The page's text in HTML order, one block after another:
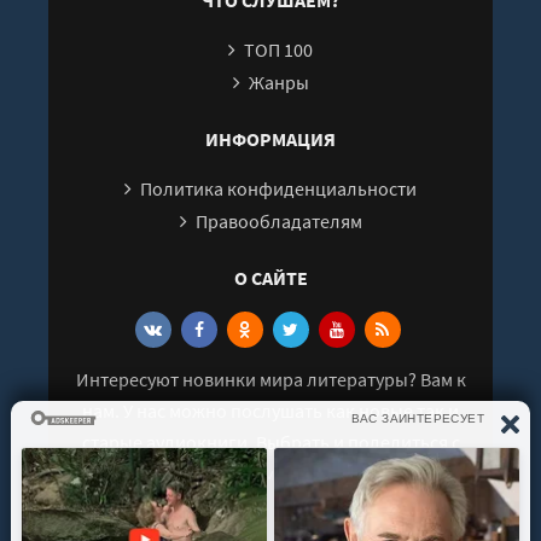
ТОП 100
Жанры
ИНФОРМАЦИЯ
Политика конфиденциальности
Правообладателям
О САЙТЕ
Интересуют новинки мира литературы? Вам к
нам. У нас можно послушать как новые так и
старые аудиокниги. Выбрать и поделиться с
друзьями лучшими аудиокнигами!